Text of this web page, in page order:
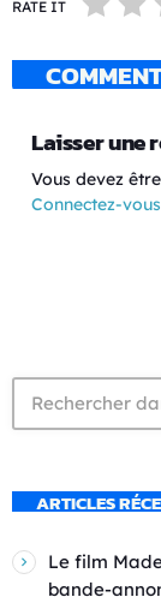
RATE IT
Laisser une
Vous devez
Connectez-
ARTICLES
Le film
bande-